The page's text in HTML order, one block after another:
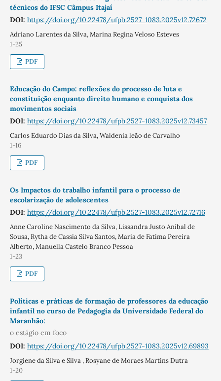
técnicos do IFSC Câmpus Itajaí
DOI: https://doi.org/10.22478/ufpb.2527-1083.2025v12.72672
Adriano Larentes da Silva, Marina Regina Veloso Esteves
1-25
PDF
Educação do Campo: reflexões do processo de luta e
constituição enquanto direito humano e conquista dos
movimentos sociais
DOI: https://doi.org/10.22478/ufpb.2527-1083.2025v12.73457
Carlos Eduardo Dias da Silva, Waldenia leão de Carvalho
1-16
PDF
Os Impactos do trabalho infantil para o processo de
escolarização de adolescentes
DOI: https://doi.org/10.22478/ufpb.2527-1083.2025v12.72716
Anne Caroline Nascimento da Silva, Lissandra Justo Anibal de
Sousa, Rytha de Cassia Silva Santos, Maria de Fatima Pereira
Alberto, Manuella Castelo Branco Pessoa
1-23
PDF
Políticas e práticas de formação de professores da educação
infantil no curso de Pedagogia da Universidade Federal do
Maranhão:
o estágio em foco
DOI: https://doi.org/10.22478/ufpb.2527-1083.2025v12.69893
Jorgiene da Silva e Silva , Rosyane de Moraes Martins Dutra
1-20